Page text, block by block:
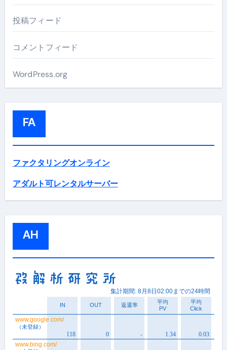
投稿フィード
コメントフィード
WordPress.org
FA
ファクタリングオンライン
アダルト可レンタルサーバー
AH